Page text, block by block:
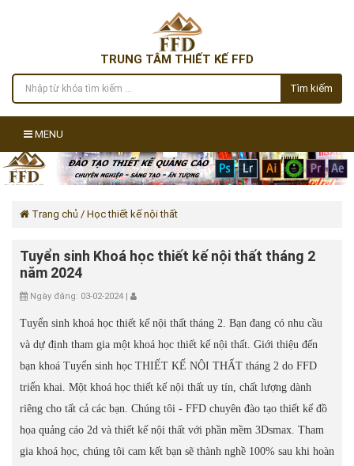
TRUNG TÂM THIẾT KẾ FFD
Tìm kiếm
MENU
Trang chủ / Học thiết kế nội thất
Tuyển sinh Khoá học thiết kế nội thất tháng 2
năm 2024
Ngày đăng: 03-02-2024 |
Tuyển sinh khoá học thiết kế nội thất tháng 2. Bạn đang có nhu cầu
và dự định tham gia một khoá học thiết kế nội thất. Giới thiệu đến
bạn khoá Tuyển sinh học THIẾT KẾ NỘI THẤT tháng 2 do FFD
triển khai. Một khoá học thiết kế nội thất uy tín, chất lượng dành
riêng cho tất cả các bạn. Chúng tôi - FFD chuyên đào tạo thiết kế đồ
họa quảng cáo 2d và thiết kế nội thất với phần mềm 3Dsmax. Tham
gia khoá học, chúng tôi cam kết bạn sẽ thành nghề 100% sau khi hoàn